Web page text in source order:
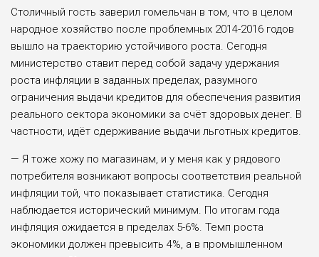
Столичный гость заверил гомельчан в том, что в целом
народное хозяйство после проблемных 2014-2016 годов
вышло на траекторию устойчивого ро­ста. Сегодня
министерство ставит пе­ред собой задачу удержания
роста ин­фляции в заданных пределах, разумно­го
ограничения выдачи кредитов для обеспечения развития
реального сек­тора экономики за счёт здоровых де­нег. В
частности, идёт сдерживание выдачи льготных кредитов.
— Я тоже хожу по магазинам, и у ме­ня как у рядового
потребителя возни­кают вопросы соответствия реальной
инфляции той, что показывает стати­стика. Сегодня
наблюдается историче­ский минимум. По итогам года
инфля­ция ожидается в пределах 5-6%. Темп роста
экономики должен превысить 4%, а в промышленном